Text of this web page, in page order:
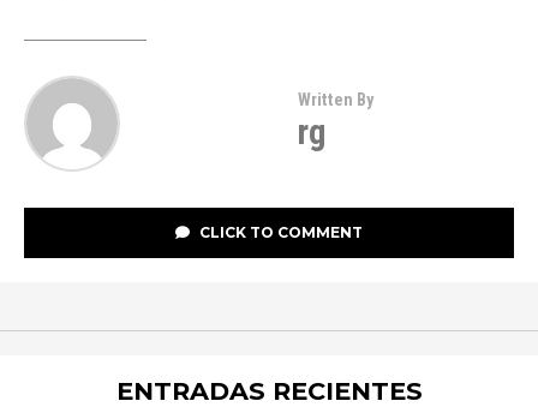
Written By
rg
CLICK TO COMMENT
ENTRADAS RECIENTES